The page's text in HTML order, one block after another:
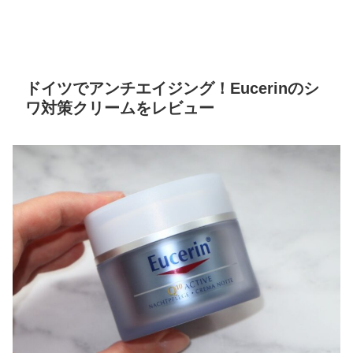
ドイツでアンチエイジング！Eucerinのシ
ワ対策クリームをレビュー